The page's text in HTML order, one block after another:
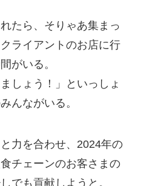
たら、そりゃあ集まっ
ライアントのお店に行
がいる。
しょう！」といっしょ
んながいる。
力を合わせ、2024年の
チェーンのお客さまの
でも貢献しようと。